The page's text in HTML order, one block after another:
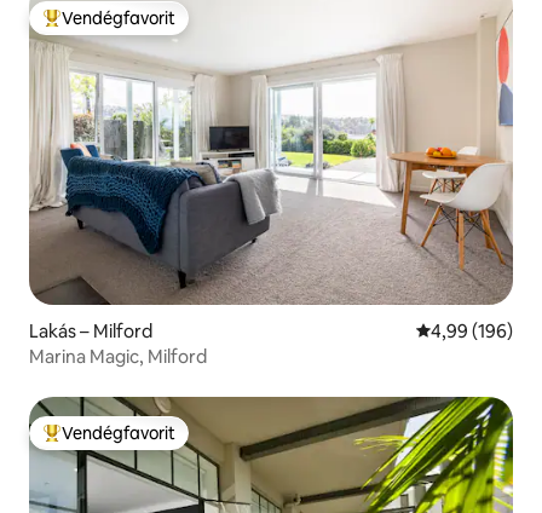
Kiemelt vendégfavorit
Vendégfavorit
Lakás – Milford Átlagos
4,99 (196)
Marina Magic, Milford
Kiemelt vendégfavorit
Vendégfavorit